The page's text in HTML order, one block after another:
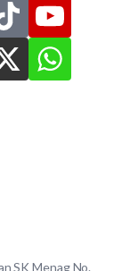
SK Menag No.